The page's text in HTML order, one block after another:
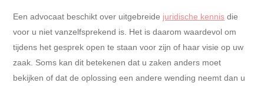
Een advocaat beschikt over uitgebreide juridische kennis die
voor u niet vanzelfsprekend is. Het is daarom waardevol om
tijdens het gesprek open te staan voor zijn of haar visie op uw
zaak. Soms kan dit betekenen dat u zaken anders moet
bekijken of dat de oplossing een andere wending neemt dan u